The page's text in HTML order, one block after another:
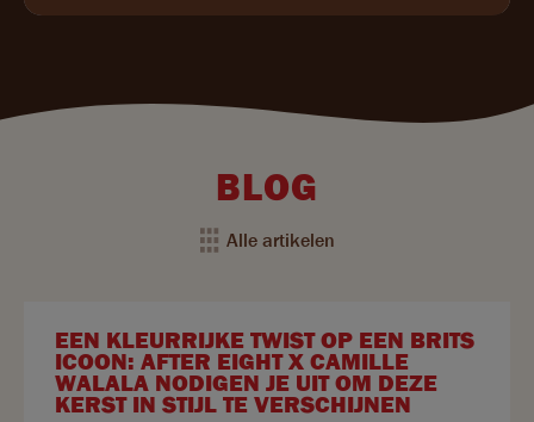
BLOG
Alle artikelen
EEN KLEURRIJKE TWIST OP EEN BRITS
ICOON: AFTER EIGHT X CAMILLE
WALALA NODIGEN JE UIT OM DEZE
KERST IN STIJL TE VERSCHIJNEN